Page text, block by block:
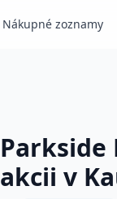
Nákupné zoznamy
Parkside
akcii v